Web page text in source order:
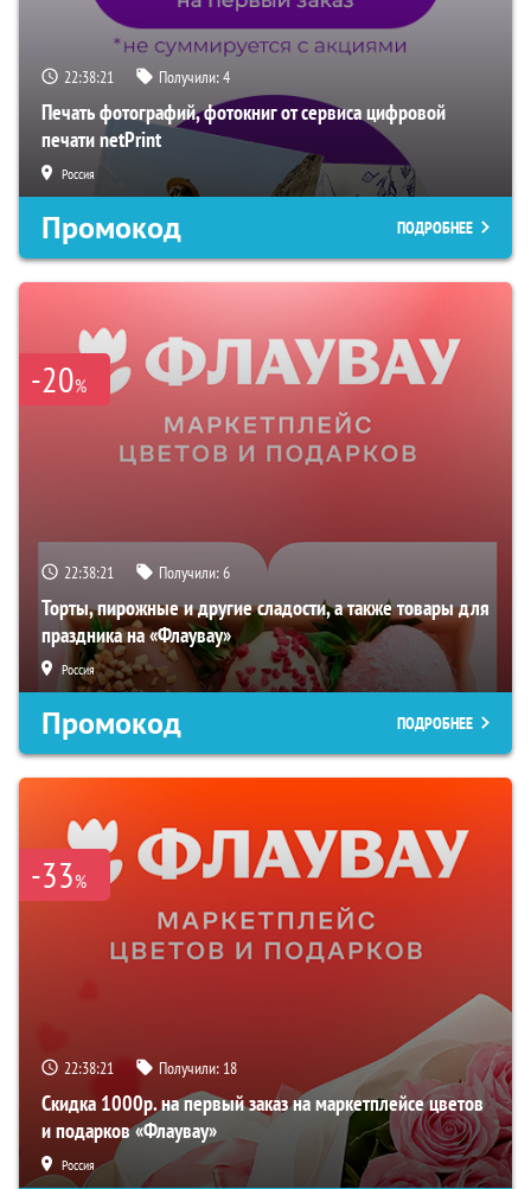
22:38:20 Получили:4
Печать фотографий, фотокниг от сервиса цифровой
печати netPrint
Россия
Промокод ПОДРОБНЕЕ
-20%
22:38:20 Получили:6
Торты, пирожные и другие сладости, а также товары для
праздника на «Флаувау»
Россия
Промокод ПОДРОБНЕЕ
-33%
22:38:20 Получили: 18
Скидка 1000р. на первый заказ на маркетплейсе цветов
и подарков «Флаувау»
Россия